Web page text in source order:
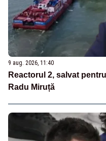
9 aug. 2026, 11:40
Reactorul 2, salvat
Radu Miruță